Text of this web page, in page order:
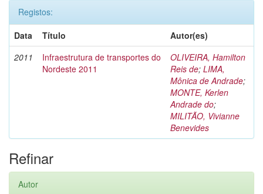
Registos:
Data
Título
Autor(es)
2011
Infraestrutura de transportes do
Nordeste 2011
OLIVEIRA, Hamilton
Reis de; LIMA,
Mônica de Andrade;
MONTE, Kerlen
Andrade do;
MILITÃO, Vivianne
Benevides
Refinar
Autor